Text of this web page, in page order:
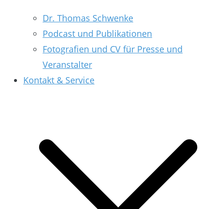
Dr. Thomas Schwenke
Podcast und Publikationen
Fotografien und CV für Presse und
Veranstalter
Kontakt & Service